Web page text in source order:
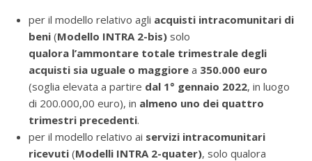
per il modello relativo agli acquisti intracomunitari di
beni (Modello INTRA 2-bis) solo
qualora l’ammontare totale trimestrale degli
acquisti sia uguale o maggiore a 350.000 euro
(soglia elevata a partire dal 1° gennaio 2022, in luogo
di 200.000,00 euro), in almeno uno dei quattro
trimestri precedenti.
per il modello relativo ai servizi intracomunitari
ricevuti (Modelli INTRA 2-quater), solo qualora